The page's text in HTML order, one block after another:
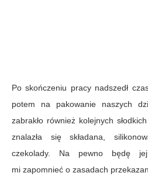
Po skończeniu pracy nadszedł
potem na pakowanie naszych
zabrakło również kolejnych
znalazła się składana,
czekolady. Na pewno będę
mi zapomnieć o zasadach